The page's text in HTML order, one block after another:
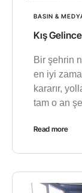
BASIN &
Kış
Bir şehrin
en iyi
kararır,
tam o an
Read more